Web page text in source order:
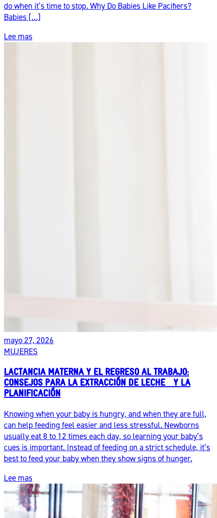
do when it’s time to stop. Why Do Babies Like Pacifiers?
Babies […]
Lee mas
mayo 27, 2026
MUJERES
LACTANCIA MATERNA Y EL REGRESO AL TRABAJO:
CONSEJOS PARA LA EXTRACCIÓN DE LECHE Y LA
PLANIFICACIÓN
Knowing when your baby is hungry, and when they are full,
can help feeding feel easier and less stressful. Newborns
usually eat 8 to 12 times each day, so learning your baby’s
cues is important. Instead of feeding on a strict schedule, it’s
best to feed your baby when they show signs of hunger.
Lee mas